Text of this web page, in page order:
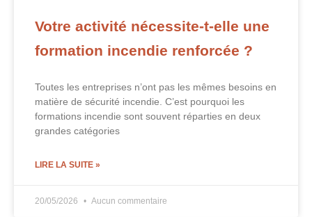
Votre activité nécessite-t-elle une
formation incendie renforcée ?
Toutes les entreprises n’ont pas les mêmes besoins en
matière de sécurité incendie. C’est pourquoi les
formations incendie sont souvent réparties en deux
grandes catégories
LIRE LA SUITE »
20/05/2026 Aucun commentaire